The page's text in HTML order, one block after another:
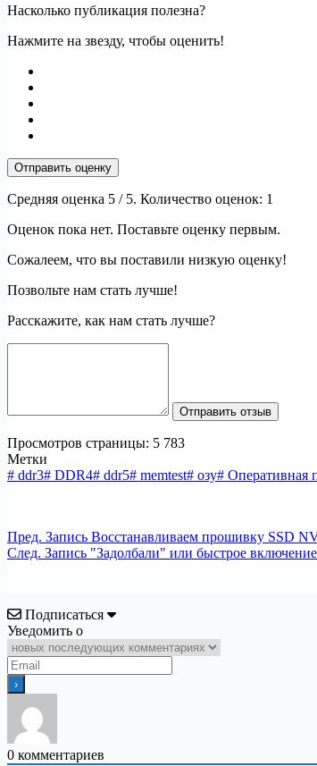
Насколько публикация полезна?
Нажмите на звезду, чтобы оценить!
Отправить оценку
Средняя оценка 5 / 5. Количество оценок: 1
Оценок пока нет. Поставьте оценку первым.
Сожалеем, что вы поставили низкую оценку!
Позвольте нам стать лучше!
Расскажите, как нам стать лучше?
Отправить отзыв
Просмотров страницы: 5 783
Метки
# ddr3# DDR4# ddr5# memtest# озу# Оперативная
Пред. Запись Восстанавливаем прошивку SSD
След. Запись "Задолбали" или быстрое
Подписаться
Уведомить о
0 комментариев